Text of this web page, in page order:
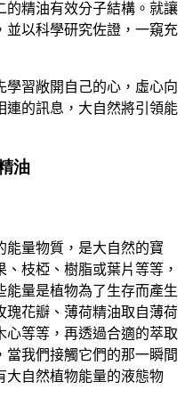
的精油有效分子結構。就讓
並以科學研究佐證，一窺充
學習敞開自己的心，虛心向
連的訊息，大自然將引領能
油
能量物質，是大自然的寶
枝椏、樹脂或葉片等等，
能量是植物為了生存而產生
瑰花瓣、薄荷精油取自薄荷
心等等，再透過合適的萃取
當我們接觸它們的那一瞬間
大自然植物能量的液態物